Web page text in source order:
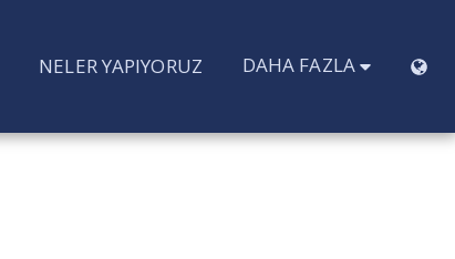
NELER YAPIYORUZ DAHA FAZLA